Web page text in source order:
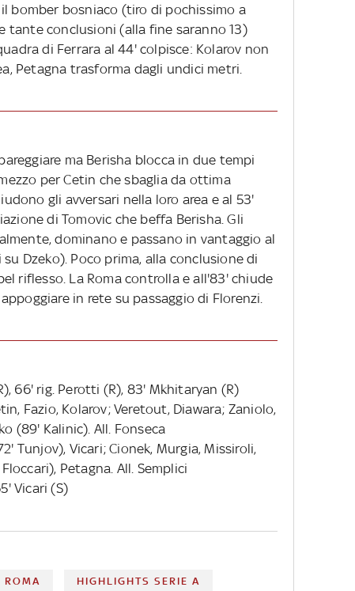
bomber bosniaco (tiro di pochissimo a
tante conclusioni (alla fine saranno 13)
di Ferrara al 44' colpisce: Kolarov non
Petagna trasforma dagli undici metri.
ma Berisha blocca in due tempi
per Cetin che sbaglia da ottima
gli avversari nella loro area e al 53'
di Tomovic che beffa Berisha. Gli
dominano e passano in vantaggio al
Dzeko). Poco prima, alla conclusione di
riflesso. La Roma controlla e all'83' chiude
in rete su passaggio di Florenzi.
66' rig. Perotti (R), 83' Mkhitaryan (R)
Fazio, Kolarov; Veretout, Diawara; Zaniolo,
(89' Kalinic). All. Fonseca
Tunjov), Vicari; Cionek, Murgia, Missiroli,
Petagna. All. Semplici
Vicari (S)
ROMA HIGHLIGHTS SERIE A